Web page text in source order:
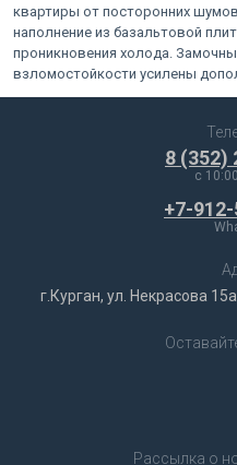
квартиры от посторонних
наполнение из базальтовой
проникновения холода.
взломостойкости усилены
8 (352)
c
+7-
г.Курган, ул. Некрасова
Рассылка о